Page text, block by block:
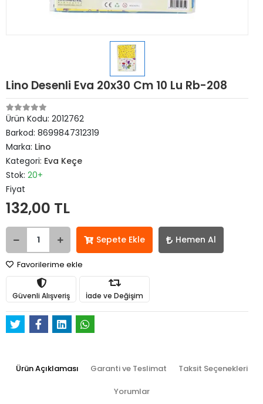
Lino Desenli Eva 20x30 Cm 10 Lu Rb-208
Ürün Kodu: 2012762
Barkod: 8699847312319
Marka: Lino
Kategori: Eva Keçe
Stok: 20+
Fiyat
132,00 TL
Sepete Ekle Hemen Al
Favorilerime ekle
Güvenli Alışveriş İade ve Değişim
Ürün Açıklaması Garanti ve Teslimat Taksit Seçenekleri
Yorumlar